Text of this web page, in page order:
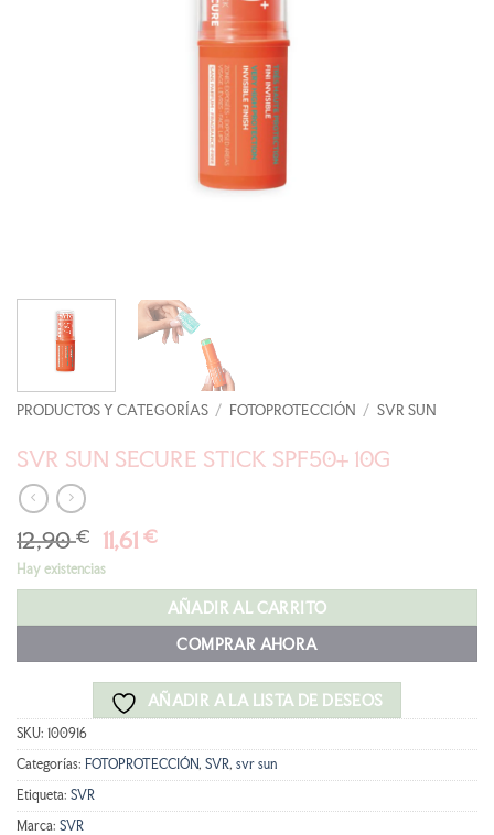
PRODUCTOS Y CATEGORÍAS / FOTOPROTECCIÓN / SVR SUN
SVR SUN SECURE STICK SPF50+ 10G
12,90€ El
precio
original
12,90 €.
11,61€El
actual
es:
11,61 €.
Hay existencias
AÑADIR AL CARRITO
COMPRAR AHORA
AÑADIR A LA LISTA DE DESEOS
SKU: 100916
Categorías: FOTOPROTECCIÓN, SVR, svr sun
Etiqueta: SVR
Marca: SVR